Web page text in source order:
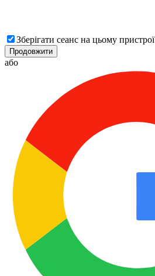
Зберігати сеанс на цьому пристрої
Продовжити
або